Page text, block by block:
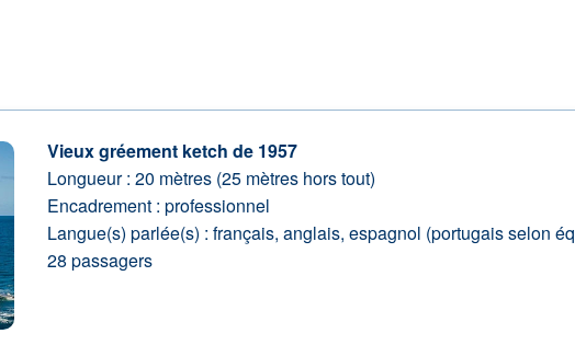
Vieux gréement ketch de 1957
Longueur : 20 mètres (25 mètres hors tout)
Encadrement : professionnel
Langue(s) parlée(s) : français, anglais, espagnol (portugais selon
28 passagers